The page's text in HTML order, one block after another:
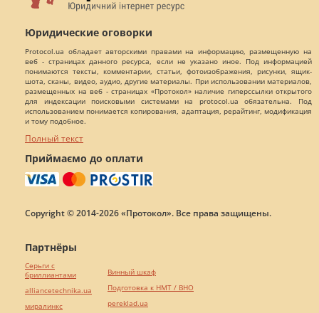
Юридические оговорки
Protocol.ua обладает авторскими правами на информацию, размещенную на
веб - страницах данного ресурса, если не указано иное. Под информацией
понимаются тексты, комментарии, статьи, фотоизображения, рисунки, ящик-
шота, сканы, видео, аудио, другие материалы. При использовании материалов,
размещенных на веб - страницах «Протокол» наличие гиперссылки открытого
для индексации поисковыми системами на protocol.ua обязательна. Под
использованием понимается копирования, адаптация, рерайтинг, модификация
и тому подобное.
Полный текст
Приймаємо до оплати
Copyright © 2014-2026 «Протокол». Все права защищены.
Партнёры
Серьги с
бриллиантами
alliancetechnika.ua
миралинкс
Винный шкаф
Подготовка к НМТ / ВНО
pereklad.ua